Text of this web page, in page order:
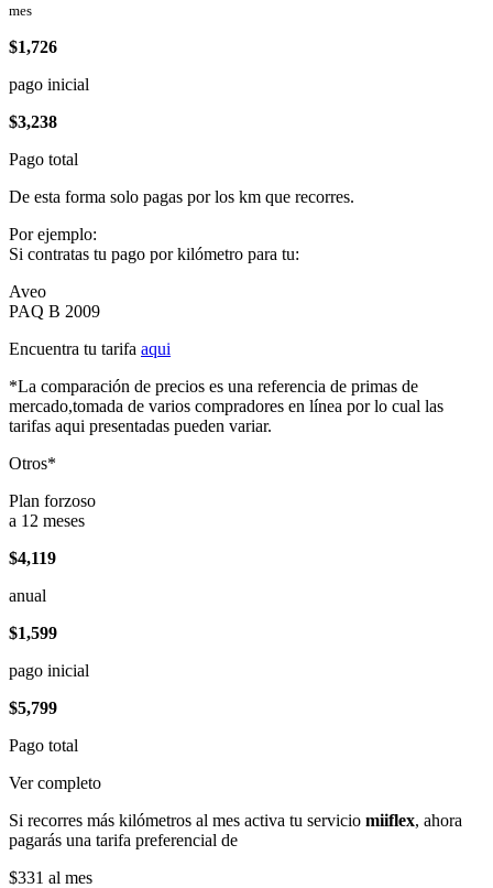
mes
$1,726
pago inicial
$3,238
Pago total
De esta forma solo pagas por los km que recorres.
Por ejemplo:
Si contratas tu pago por kilómetro para tu:
Aveo
PAQ B 2009
Encuentra tu tarifa aqui
*La comparación de precios es una referencia de primas de
mercado,tomada de varios compradores en línea por lo cual las
tarifas aqui presentadas pueden variar.
Otros*
Plan forzoso
a 12 meses
$4,119
anual
$1,599
pago inicial
$5,799
Pago total
Ver completo
Si recorres más kilómetros al mes activa tu servicio miiflex, ahora
pagarás una tarifa preferencial de
$331 al mes